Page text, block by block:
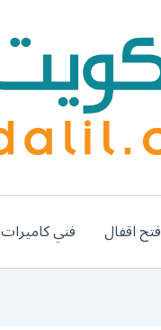
فتح اقفال فني كاميرات